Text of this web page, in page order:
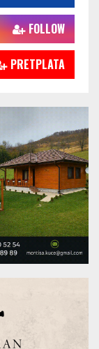
FOLLOW
PRETPLATA